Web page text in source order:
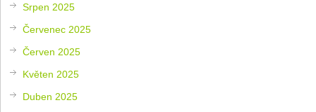
Srpen 2025
Červenec 2025
Červen 2025
Květen 2025
Duben 2025